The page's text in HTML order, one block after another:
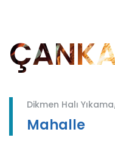
Dikmen Halı
Mahalle